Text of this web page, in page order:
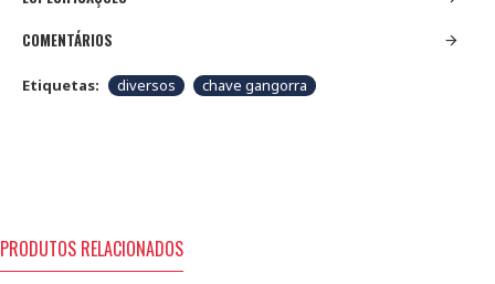
COMENTÁRIOS
Etiquetas: diversos chave gangorra
PRODUTOS RELACIONADOS